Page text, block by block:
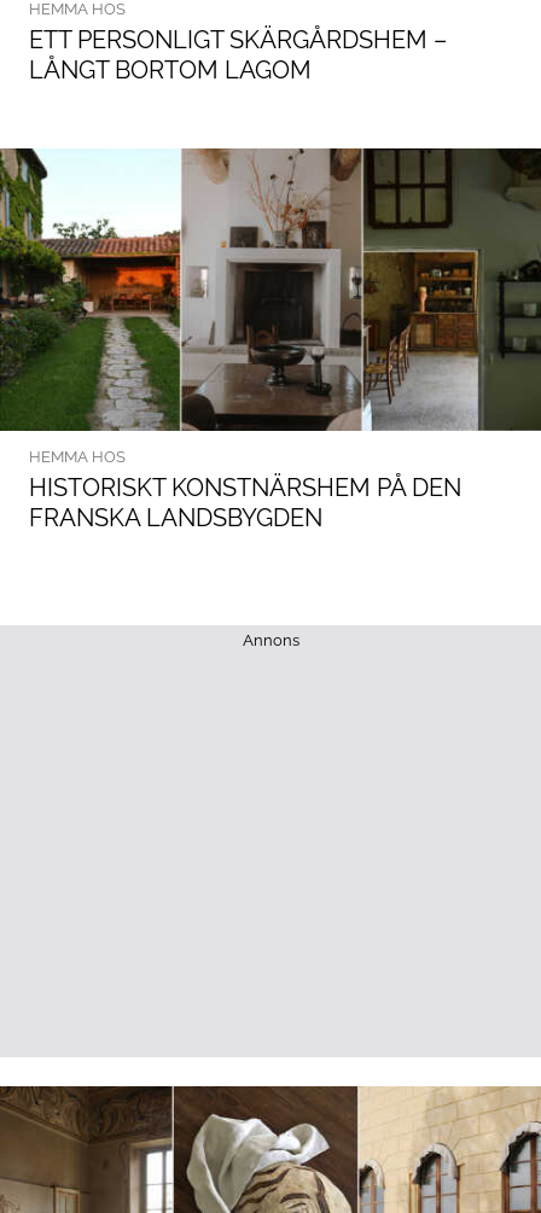
HEMMA HOS
ETT PERSONLIGT SKÄRGÅRDSHEM –
LÅNGT BORTOM LAGOM
HEMMA HOS
HISTORISKT KONSTNÄRSHEM PÅ DEN
FRANSKA LANDSBYGDEN
Annons